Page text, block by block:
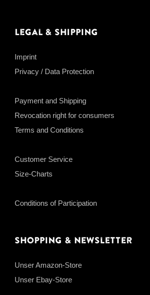
Legal & Shipping
Imprint
Privacy / Data Protection
Payment and Shipping
Revocation right for consumers
Terms and Conditions
Customer Service
Size-Charts
Conditions of Participation
Shopping & Newsletter
Unser Amazon-Store
Unser Ebay-Store